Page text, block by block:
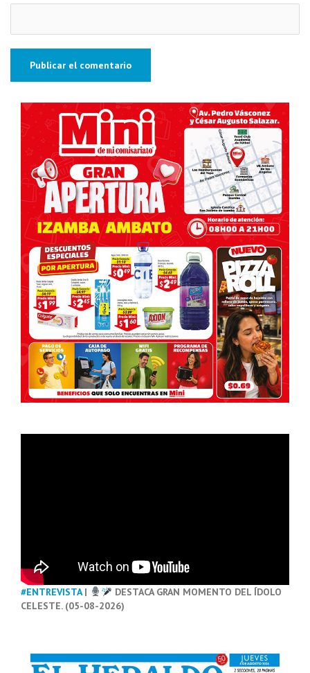
#ENTREVISTA|
DESTACA GRAN MOMENTO DEL ÍDOLO
CELESTE. (05-08-2026)